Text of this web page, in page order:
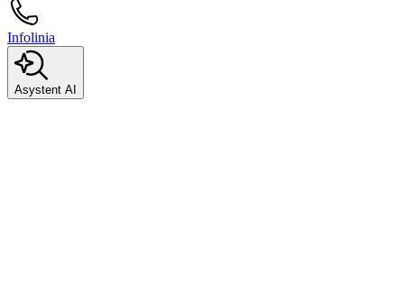
Infolinia
Asystent AI